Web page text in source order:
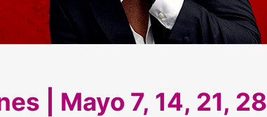
| Mayo 7, 14, 21, 28